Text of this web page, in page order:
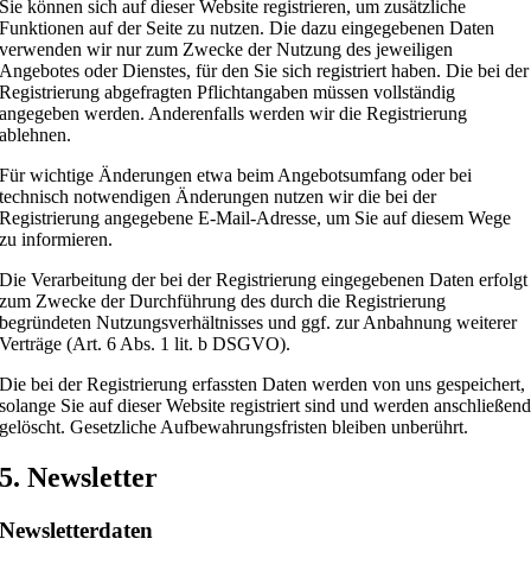
Sie können sich auf dieser Website registrieren, um zusätzliche
Funktionen auf der Seite zu nutzen. Die dazu eingegebenen Daten
verwenden wir nur zum Zwecke der Nutzung des jeweiligen
Angebotes oder Dienstes, für den Sie sich registriert haben. Die bei der
Registrierung abgefragten Pflichtangaben müssen vollständig
angegeben werden. Anderenfalls werden wir die Registrierung
ablehnen.
Für wichtige Änderungen etwa beim Angebotsumfang oder bei
technisch notwendigen Änderungen nutzen wir die bei der
Registrierung angegebene E-Mail-Adresse, um Sie auf diesem Wege
zu informieren.
Die Verarbeitung der bei der Registrierung eingegebenen Daten erfolgt
zum Zwecke der Durchführung des durch die Registrierung
begründeten Nutzungsverhältnisses und ggf. zur Anbahnung weiterer
Verträge (Art. 6 Abs. 1 lit. b DSGVO).
Die bei der Registrierung erfassten Daten werden von uns gespeichert,
solange Sie auf dieser Website registriert sind und werden anschließend
gelöscht. Gesetzliche Aufbewahrungsfristen bleiben unberührt.
5. Newsletter
Newsletter­daten